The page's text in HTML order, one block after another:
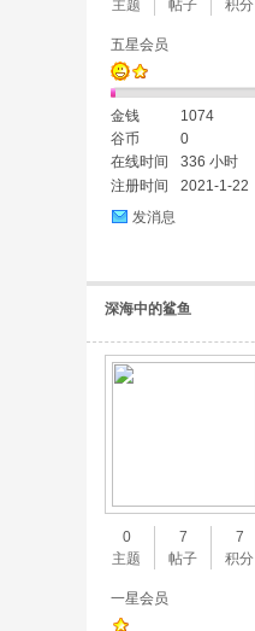
主题
帖子
积分
五星会员
金钱
1074
谷币
0
在线时间
336 小时
注册时间
2021-1-22
发消息
深海中的鲨鱼
0
主题
7
帖子
7
积分
一星会员